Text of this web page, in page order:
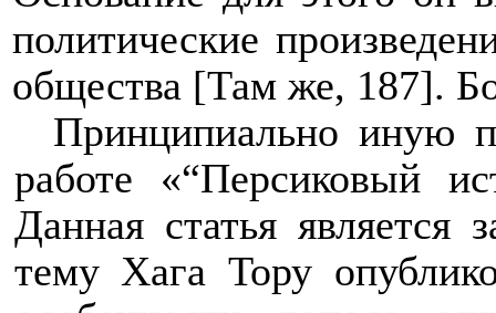
политические
общества [Там же, 187].
Принципиально иную
работе «“Персиковый
Данная статья является
тему Хага Тору